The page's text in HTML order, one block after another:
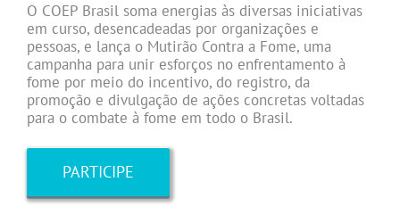
O COEP Brasil soma energias às diversas iniciativas
em curso, desencadeadas por organizações e
pessoas, e lança o Mutirão Contra a Fome, uma
campanha para unir esforços no enfrentamento à
fome por meio do incentivo, do registro, da
promoção e divulgação de ações concretas voltadas
para o combate à fome em todo o Brasil.
PARTICIPE